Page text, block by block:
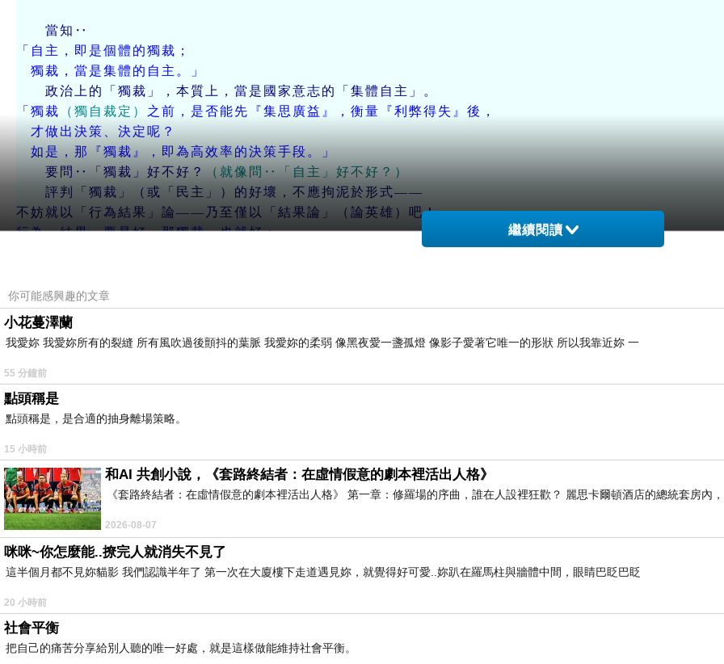
當知‥
「自主，即是個體的獨裁；
獨裁，當是集體的自主。」
政治上的「獨裁」，本質上，當是國家意志的「集體自主」。
「獨裁
（獨自裁定） 之前，是否能先『集思廣益』，衡量『利弊得失』後，
才做出決策、決定呢？
如是，那『獨裁』，即為高效率的決策手段。」
要問‥「獨裁」好不好？
（就像問‥「自主」好不好？）
評判「獨裁」（或「民主」）的好壞，不應拘泥於形式——
不妨就以「行為結果」論——乃至僅以「結果論」（論英雄）吧！
行為、結果，要是好，那獨裁，也就好；
結果是‥禍國殃民，其獨裁，即是罪過！
簡言之‥
「獨裁好不好——看人怎麼搞，就看結果好不好。
（結果是好的，其獨裁，也沒錯；結果是壞的，那獨裁就不對！）
結果是好的，其民主，也就好；結果是壞的，那民主就不對！）
什麼是「民主」？
所謂「民主」，亦即「眾裁」（眾人裁定）也！
不妨也以「行為結果」論——乃至僅以「結果論」吧！
人謂‥「民主，就是人民做主。」
民主，號稱「多數決‥少數服從多數、多數尊重少數」。
然而，這塊世人認為的「神聖招牌」背後，往往滋生出‥「多數暴力少數」，或「少數綁架多數」的畸形怪
且看今日臺灣——
民進黨的立委席次輸了，不甘心、不服輸；立委任期，也不過四年，居然靠著執政優勢，用一年多的時間，
轉、社會對立……
明明是立法院，三讀通過的法案——
總統還能大不慚地說‥「不是表決多數贏就可以，不是喔！」
繼續閱讀
你可能感興趣的文章
小花蔓澤蘭
我愛妳 我愛妳所有的裂縫 所有風吹過後顫抖的葉脈 我愛妳的柔弱 像黑夜愛一盞孤燈 像影子愛著它唯一的形狀 所以我靠近妳 一
55 分鐘前
點頭稱是
點頭稱是，是合適的抽身離場策略。
15 小時前
和AI 共創小說，《套路終結者：在虛情假意的劇本裡活出人格》
《套路終結者：在虛情假意的劇本裡活出人格》 第一章：修羅場的序曲，誰在人設裡狂歡？ 麗思卡爾頓酒店的總統套房內
2026-08-07
咪咪~你怎麼能..撩完人就消失不見了
這半個月都不見妳貓影 我們認識半年了 第一次在大廈樓下走道遇見妳，就覺得好可愛..妳趴在羅馬柱與牆體中間，眼睛巴眨巴眨
20 小時前
社會平衡
把自己的痛苦分享給別人聽的唯一好處，就是這樣做能維持社會平衡。